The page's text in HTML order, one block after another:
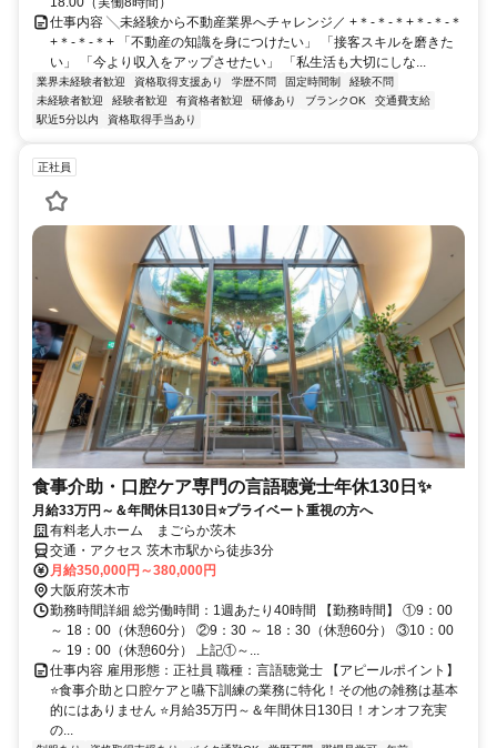
仕事内容 ╲未経験から不動産業界へチャレンジ／ +＊-＊-＊+＊-＊-＊
+＊-＊-＊+ 「不動産の知識を身につけたい」 「接客スキルを磨きた
い」 「今より収入をアップさせたい」 「私生活も大切にしな...
業界未経験者歓迎 資格取得支援あり 学歴不問 固定時間制
経験不問
未経験者歓迎
経験者歓迎 有資格者歓迎 研修あり ブランクOK
交通費支給
駅近5分以内
資格取得手当あり
正社員
食事介助・口腔ケア専門の言語聴覚士年休130日✨
月給33万円～＆年間休日130日⭐プライベート重視の方へ
有料老人ホーム まごらか茨木
交通・アクセス 茨木市駅から徒歩3分
月給350,000円～380,000円
大阪府茨木市
勤務時間詳細 総労働時間：1週あたり40時間 【勤務時間】 ①9：00
～ 18：00（休憩60分） ②9：30 ～ 18：30（休憩60分） ③10：00
～ 19：00（休憩60分） 上記①～...
仕事内容 雇用形態：正社員 職種：言語聴覚士 【アピールポイント】
⭐食事介助と口腔ケアと嚥下訓練の業務に特化！その他の雑務は基本
的にはありません ⭐月給35万円～＆年間休日130日！オンオフ充実
の...